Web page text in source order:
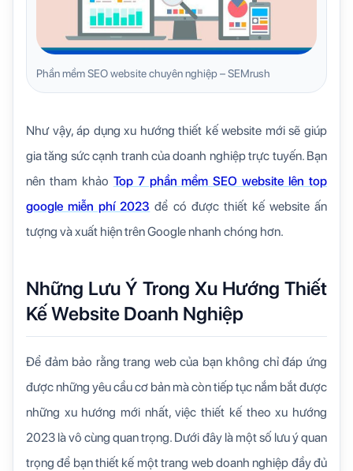
Phần mềm SEO website chuyên nghiệp – SEMrush
Như vậy, áp dụng xu hướng thiết kế website mới sẽ giúp
gia tăng sức cạnh tranh của doanh nghiệp trực tuyến. Bạn
nên tham khảo Top 7 phần mềm SEO website lên top
google miễn phí 2023 để có được thiết kế website ấn
tượng và xuất hiện trên Google nhanh chóng hơn.
Những Lưu Ý Trong Xu Hướng Thiết
Kế Website Doanh Nghiệp
Để đảm bảo rằng trang web của bạn không chỉ đáp ứng
được những yêu cầu cơ bản mà còn tiếp tục nắm bắt được
những xu hướng mới nhất, việc thiết kế theo xu hướng
2023 là vô cùng quan trọng. Dưới đây là một số lưu ý quan
trọng để bạn thiết kế một trang web doanh nghiệp đầy đủ